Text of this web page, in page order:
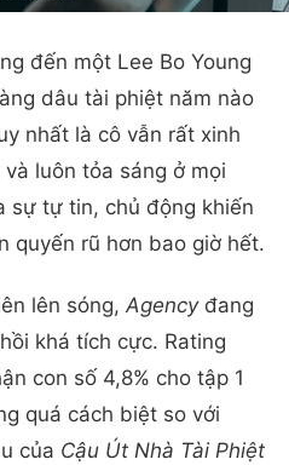
đến một Lee Bo Young
dâu tài phiệt năm nào
nhất là cô vẫn rất xinh
luôn tỏa sáng ở mọi
sự tự tin, chủ động khiến
quyến rũ hơn bao giờ hết.
lên sóng, Agencyđang
khá tích cực. Rating
con số 4,8% cho tập 1
quá cách biệt so với
của Cậu Út Nhà Tài Phiệt